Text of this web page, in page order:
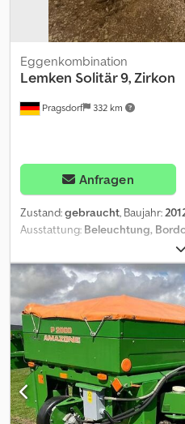
Pragsdorf 332 km
Eggenkombination
Lemken Solitär 9, Zirkon
Anfragen
Zustand:gebraucht, Baujahr:
Ausstattung: Beleuchtung,
Fahrgassenschaltung,
Spuranreißer, Vorlaufmarkierer,
Bremse, VA
Zahnpackerwalze,Lagerort:Kunde